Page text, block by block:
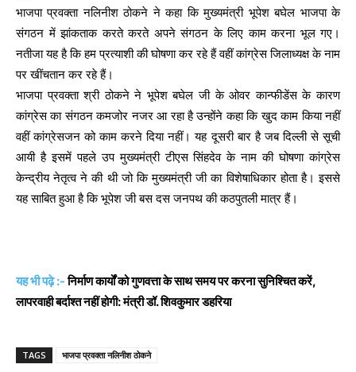
भाजपा प्रवक्ता नलिनीश ठोकने ने कहा कि मुख्यमंत्री भूपेश बघेल भाजपा के
संगठन में झांकताक करते करते अपने संगठन के लिए काम करना भूल गए।
नतीजा यह है कि हम प्रत्याशी की घोषणा कर रहे हैं वहीं कांग्रेस जिलाध्यक्ष के नाम
पर खींचतान कर रहे हैं।
भाजपा प्रवक्ता श्री ठोकने ने भूपेश बघेल जी के ओवर कान्फीडेंस के कारण
कांग्रेस का संगठन कमजोर नजर आ रहा है उन्होंने कहा कि खुद काम किया नहीं
वहीं कांग्रेसजन को काम करने दिया नहीं। यह दूसरी बार है जब दिल्ली से सूची
आयी है इसमें पहले उप मुख्यमंत्री टीएस सिंहदेव के नाम की घोषणा कांग्रेस
केन्द्रीय नेतृत्व ने की थी जो कि मुख्यमंत्री जी का विशेषाधिकार होता है। इससे
यह साबित हुआ है कि भूपेश जी बस दस जनपथ की कठपुतली मात्र हैं।
यह भी पढ़े :-निर्माण कार्यों को गुणवत्ता के साथ समय पर करना सुनिश्चित करें,
लापरवाही बर्दाश्त नहीं होगी: मंत्री डॉ. शिवकुमार डहरिया
TAGS भाजपा प्रवक्ता नलिनीश ठोकने